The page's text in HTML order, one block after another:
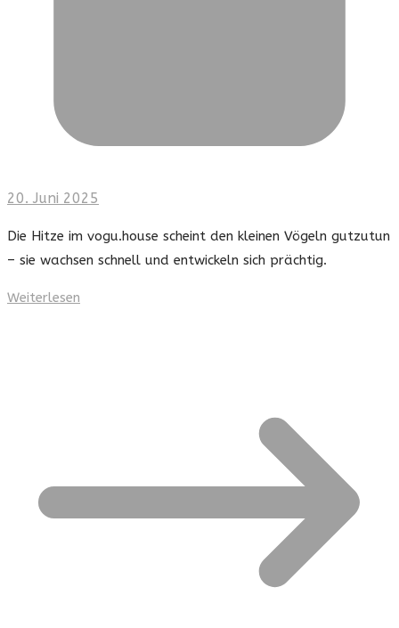
20. Juni 2025
Die Hitze im vogu.house scheint den kleinen Vögeln gutzutun
– sie wachsen schnell und entwickeln sich prächtig.
Weiterlesen